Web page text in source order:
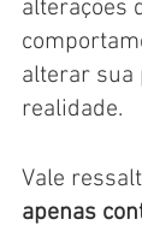
alterações
alterar sua
realidade.
Vale
apenas